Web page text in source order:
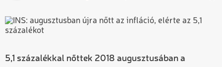
5,1 százalékkal nőttek 2018 augusztusában a